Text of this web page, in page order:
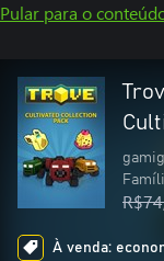
Pular para o
À venda: